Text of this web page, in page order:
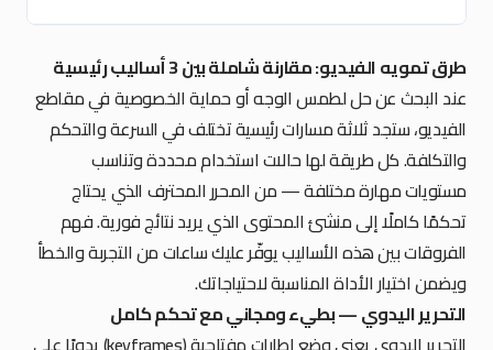
طرق تمويه الفيديو: مقارنة شاملة بين 3 أساليب رئيسية
عند البحث عن حل لطمس الوجه أو حماية الخصوصية في مقاطع
الفيديو، ستجد ثلاثة مسارات رئيسية تختلف في السرعة والتحكم
والتكلفة. كل طريقة لها حالات استخدام محددة وتناسب
مستويات مهارة مختلفة — من المحرر المحترف الذي يحتاج
تحكمًا كاملًا إلى منشئ المحتوى الذي يريد نتائج فورية. فهم
الفروقات بين هذه الأساليب يوفّر عليك ساعات من التجربة والخطأ
ويضمن اختيار الأداة المناسبة لاحتياجاتك.
التحرير اليدوي — بطيء ومجاني مع تحكم كامل